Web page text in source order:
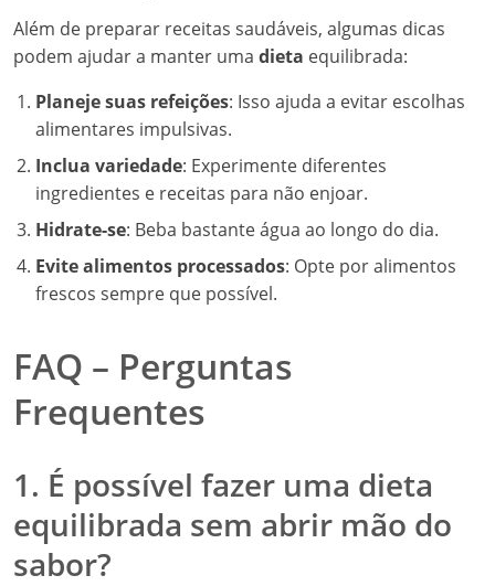
Além de preparar receitas saudáveis, algumas dicas
podem ajudar a manter uma dieta equilibrada:
Planeje suas refeições: Isso ajuda a evitar escolhas
alimentares impulsivas.
Inclua variedade: Experimente diferentes
ingredientes e receitas para não enjoar.
Hidrate-se: Beba bastante água ao longo do dia.
Evite alimentos processados: Opte por alimentos
frescos sempre que possível.
FAQ – Perguntas
Frequentes
1. É possível fazer uma dieta
equilibrada sem abrir mão do
sabor?